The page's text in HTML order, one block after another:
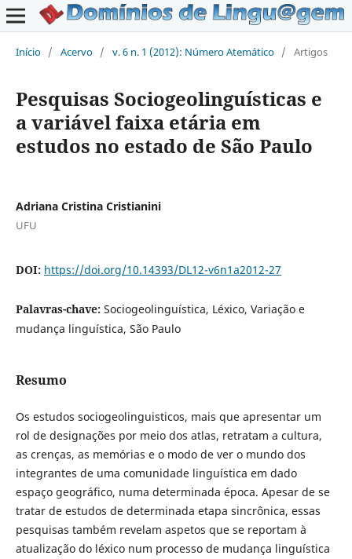
Início / Acervo / v. 6 n. 1 (2012): Número Atemático / Artigos
Pesquisas Sociogeolinguísticas e
a variável faixa etária em
estudos no estado de São Paulo
Adriana Cristina Cristianini
UFU
DOI: https://doi.org/10.14393/DL12-v6n1a2012-27
Palavras-chave: Sociogeolinguística, Léxico, Variação e
mudança linguística, São Paulo
Resumo
Os estudos sociogeolinguisticos, mais que apresentar um
rol de designações por meio dos atlas, retratam a cultura,
as crenças, as memórias e o modo de ver o mundo dos
integrantes de uma comunidade linguística em dado
espaço geográfico, numa determinada época. Apesar de se
tratar de estudos de determinada etapa sincrônica, essas
pesquisas também revelam aspetos que se reportam à
atualização do léxico num processo de mudança linguística